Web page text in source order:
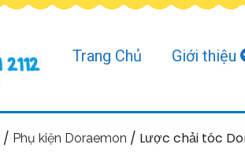
Trang Chủ Giới thiệu
/ Phụ kiện Doraemon / Lược chải tóc